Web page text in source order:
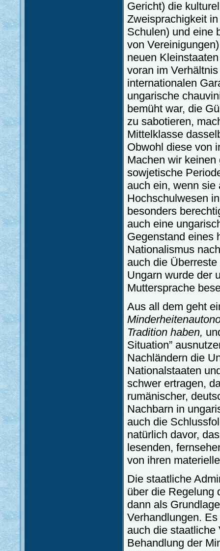
Gericht) die
Zweisprachigkeit
Schulen) und eine
von
neuen
voran im
internationalen
ungarische
bemüht war, die
zu sabotieren,
Mittelklasse
Obwohl diese von
Machen wir
sowjetische
auch ein, wenn sie
Hochschulwesen
besonders
auch eine
Gegenstand eines
Nationalismus
auch die
Ungarn wurde der
Muttersprache
Aus all dem geht
Tradition haben,
Situation”
Nachländern die
Nationalstaaten
schwer ertragen,
rumänischer,
Nachbarn in
auch die
natürlich davor,
lesenden,
von ihren
Die staatliche
über die Regelung
dann als
Verhandlungen.
auch die staatliche
Behandlung der